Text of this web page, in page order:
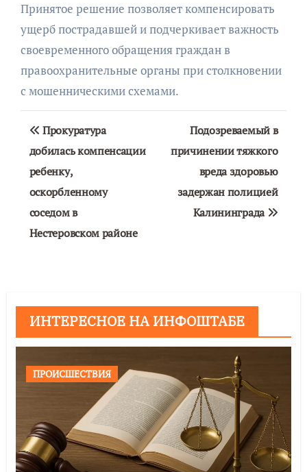
Принятое решение позволяет компенсировать
ущерб пострадавшей и подчеркивает важность
своевременного обращения граждан в
правоохранительные органы при столкновении
с мошенническими схемами.
Навигация
по
записям
Прокуратура
добилась компенсации
ребенку,
оскорбленному
соседом в
Нестеровском районе
Подозреваемый в
причинении тяжкого
вреда здоровью
задержан полицией
Калининграда
ИНТЕРЕСНОЕ НА ИНФОШТАБЕ
ПРОИСШЕСТВИЯ